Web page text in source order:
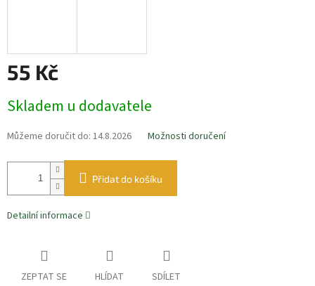
55 Kč
cena:
Skladem u dodavatele
Můžeme doručit do: 14.8.2026 Možnosti doručení
Přidat do košíku
Detailní informace
ZEPTAT SE HLÍDAT SDÍLET